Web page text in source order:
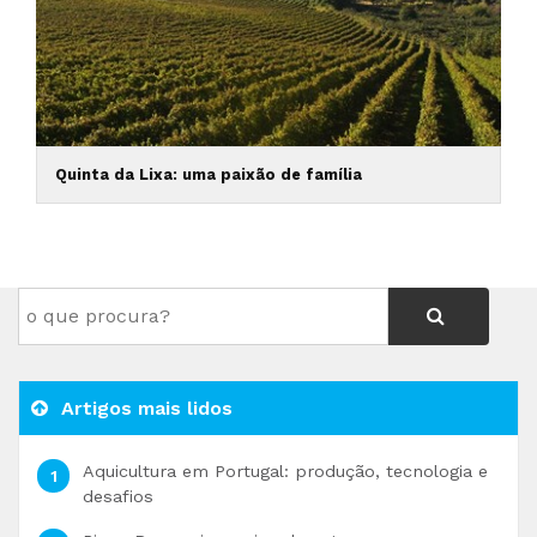
Quinta da Lixa: uma paixão de família
Artigos mais lidos
Aquicultura em Portugal: produção, tecnologia e
desafios